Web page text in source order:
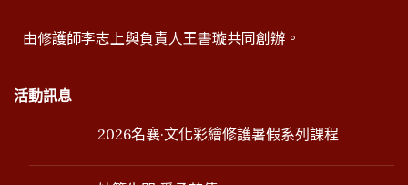
由修護師李志上與負責人王書璇共同創辦。
活動訊息
2026名襄·文化彩繪修護暑假系列課程